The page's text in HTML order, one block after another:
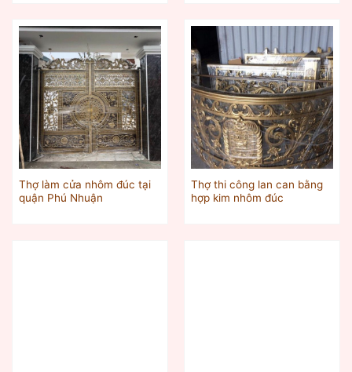
Thợ làm cửa nhôm đúc tại
quận Phú Nhuận
Thợ thi công lan can bằng
hợp kim nhôm đúc